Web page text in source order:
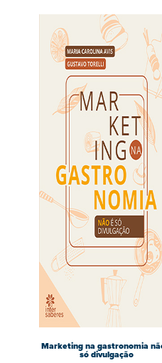
Marketing na gastronomia
só divulgação